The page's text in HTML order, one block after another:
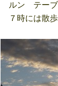
ルン テーブ
７時には散